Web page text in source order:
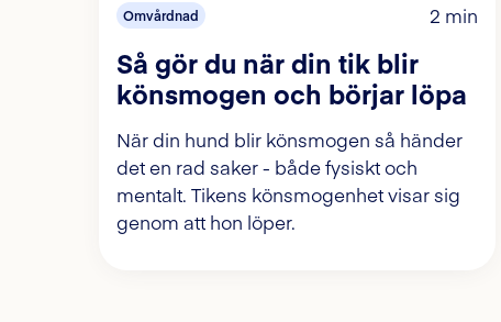
Omvårdnad 2 min
Så gör du när din tik blir
könsmogen och börjar löpa
När din hund blir könsmogen så händer
det en rad saker - både fysiskt och
mentalt. Tikens könsmogenhet visar sig
genom att hon löper.